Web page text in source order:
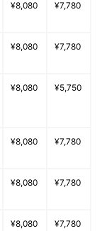
¥8,080 ¥7,780
¥8,080 ¥7,780
¥8,080 ¥5,750
¥8,080 ¥7,780
¥8,080 ¥7,780
¥8,080 ¥7,780